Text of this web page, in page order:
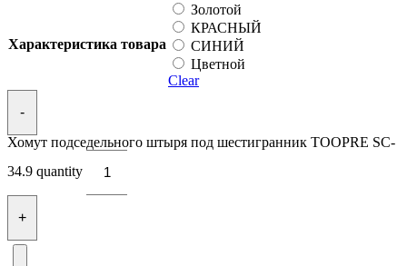
Характеристика товара
Золотой
КРАСНЫЙ
СИНИЙ
Цветной
Clear
-
Хомут подседельного штыря под шестигранник TOOPRE SC-
34.9 quantity
+